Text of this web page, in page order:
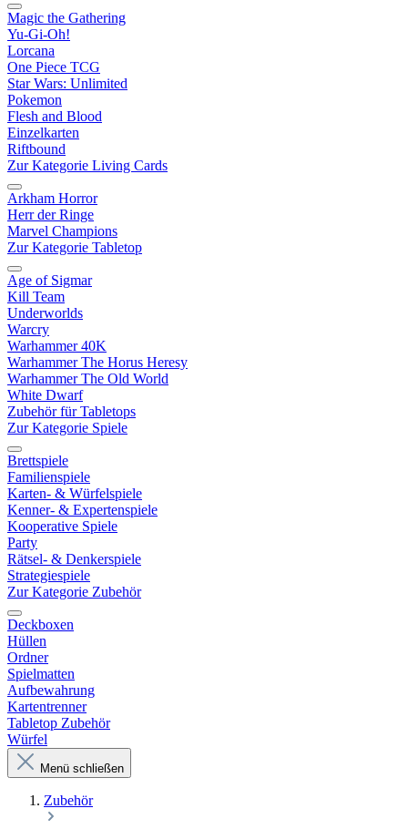
Magic the Gathering
Yu-Gi-Oh!
Lorcana
One Piece TCG
Star Wars: Unlimited
Pokemon
Flesh and Blood
Einzelkarten
Riftbound
Zur Kategorie Living Cards
Arkham Horror
Herr der Ringe
Marvel Champions
Zur Kategorie Tabletop
Age of Sigmar
Kill Team
Underworlds
Warcry
Warhammer 40K
Warhammer The Horus Heresy
Warhammer The Old World
White Dwarf
Zubehör für Tabletops
Zur Kategorie Spiele
Brettspiele
Familienspiele
Karten- & Würfelspiele
Kenner- & Expertenspiele
Kooperative Spiele
Party
Rätsel- & Denkerspiele
Strategiespiele
Zur Kategorie Zubehör
Deckboxen
Hüllen
Ordner
Spielmatten
Aufbewahrung
Kartentrenner
Tabletop Zubehör
Würfel
Menü schließen
Zubehör